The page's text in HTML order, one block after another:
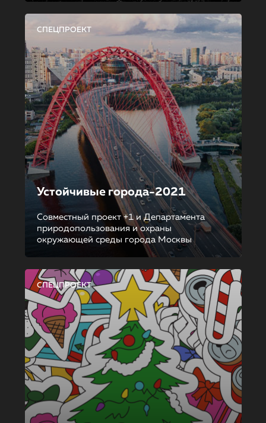
СПЕЦПРОЕКТ
Устойчивые города-2021
Совместный проект +1 и Департамента
природопользования и охраны
окружающей среды города Москвы
СПЕЦПРОЕКТ